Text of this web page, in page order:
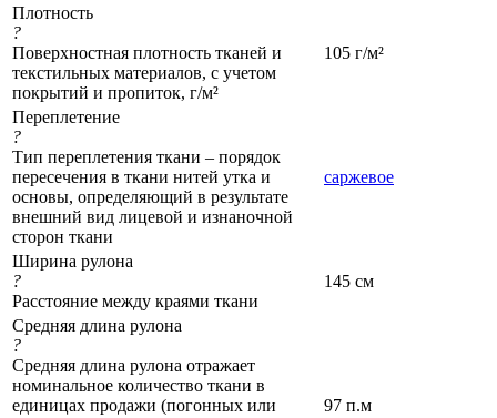
Плотность
?
Поверхностная плотность тканей и
текстильных материалов, с учетом
покрытий и пропиток, г/м²
105 г/м²
Переплетение
?
Тип переплетения ткани – порядок
пересечения в ткани нитей утка и
основы, определяющий в результате
внешний вид лицевой и изнаночной
сторон ткани
саржевое
Ширина рулона
?
Расстояние между краями ткани
145 см
Средняя длина рулона
?
Средняя длина рулона отражает
номинальное количество ткани в
единицах продажи (погонных или
97 п.м